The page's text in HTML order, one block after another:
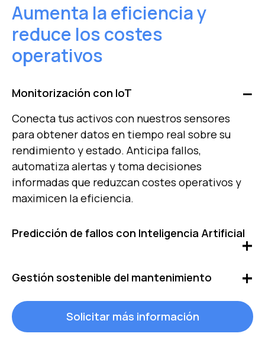
Aumenta la eficiencia y
reduce los costes
operativos
Monitorización con IoT
Conecta tus activos con nuestros sensores
para obtener datos en tiempo real sobre su
rendimiento y estado. Anticipa fallos,
automatiza alertas y toma decisiones
informadas que reduzcan costes operativos y
maximicen la eficiencia.
Predicción de fallos con Inteligencia Artificial
Adopta estrategias de mantenimiento
antes de que ocurran, evitando costosas
reparaciones. Extiende la vida útil de los
activos, optimiza la planificación de recursos y
Gestión sostenible del mantenimiento
Implementa prácticas de mantenimiento
alineadas con la sostenibilidad. Reduce el
consumo energético y los recursos
Solicitar más información